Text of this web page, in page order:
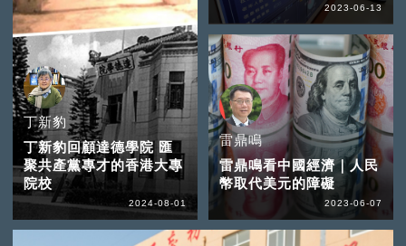
丁新豹
丁新豹回顧達德學院 匯
聚共產黨專才的香港大專
院校
2024-08-01
2023-06-13
雷鼎鳴
雷鼎鳴看中國經濟｜人民
幣取代美元的障礙
2023-06-07